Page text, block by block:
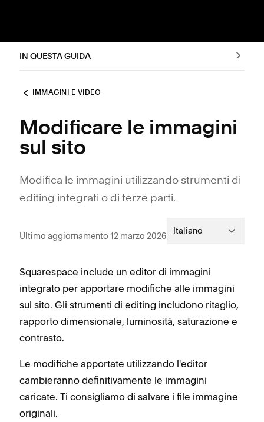
IN QUESTA GUIDA
IMMAGINI E VIDEO
Modificare le immagini
sul sito
Modifica le immagini utilizzando strumenti di
editing integrati o di terze parti.
Ultimo aggiornamento 12 marzo 2026 Italiano
Squarespace include un editor di immagini
integrato per apportare modifiche alle immagini
sul sito. Gli strumenti di editing includono ritaglio,
rapporto dimensionale, luminosità, saturazione e
contrasto.
Le modifiche apportate utilizzando l'editor
cambieranno definitivamente le immagini
caricate. Ti consigliamo di salvare i file immagine
originali.